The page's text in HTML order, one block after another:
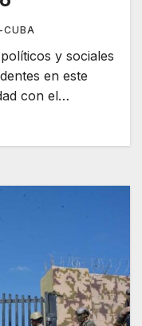
CUBA
y sociales
en este
con el…